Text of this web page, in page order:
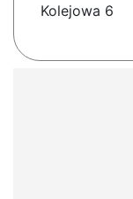
Kolejowa 6